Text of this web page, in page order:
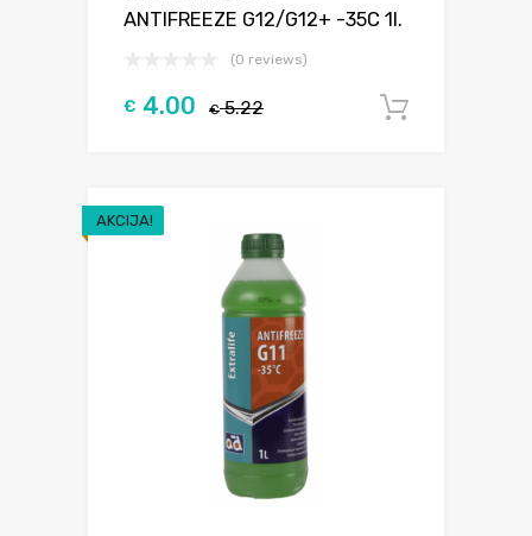
ANTIFREEZE G12/G12+ -35C 1l.
(0 reviews)
€5.22
€ 4.00
AKCIJA!